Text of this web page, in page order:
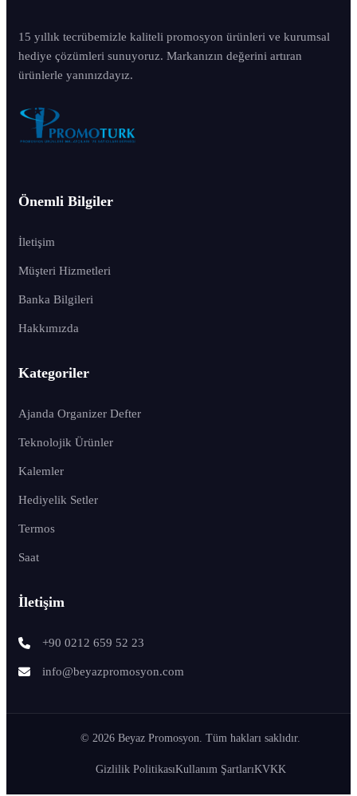
15 yıllık tecrübemizle kaliteli promosyon ürünleri ve kurumsal
hediye çözümleri sunuyoruz. Markanızın değerini artıran
ürünlerle yanınızdayız.
Önemli Bilgiler
İletişim
Müşteri Hizmetleri
Banka Bilgileri
Hakkımızda
Kategoriler
Ajanda Organizer Defter
Teknolojik Ürünler
Kalemler
Hediyelik Setler
Termos
Saat
İletişim
+90 0212 659 52 23
info@beyazpromosyon.com
© 2026 Beyaz Promosyon. Tüm hakları saklıdır.
Gizlilik PolitikasıKullanım ŞartlarıKVKK